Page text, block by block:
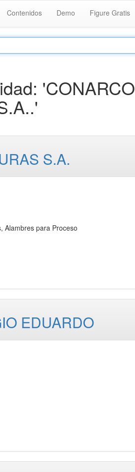
Contenidos Demo Figure Gratis
'CONARCO
S.A.
Alambres para Proceso
EDUARDO